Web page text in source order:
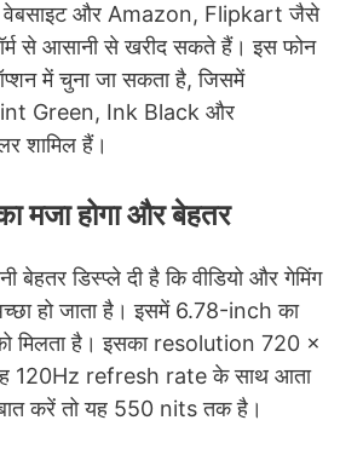
और Amazon, Flipkart जैसे
से आसानी से खरीद सकते हैं।इस फोन
में चुना जा सकता है, जिसमें
Green, Ink Black और
शामिल हैं।
मजा होगा और बेहतर
बेहतर डिस्प्ले दी है कि वीडियो और गेमिंग
हो जाता है। इसमें 6.78-inch का
मिलता है। इसका resolution 720 ×
120Hz refresh rate के साथ आता
करें तो यह 550 nits तक है।